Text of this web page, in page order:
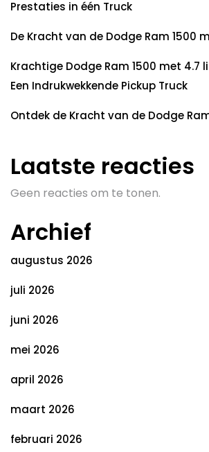
Prestaties in één Truck
De Kracht van de Dodge Ram 1500
Krachtige Dodge Ram 1500 met 4.7
Een Indrukwekkende Pickup Truck
Ontdek de Kracht van de Dodge
Laatste reacties
Geen reacties om te tonen.
Archief
augustus 2026
juli 2026
juni 2026
mei 2026
april 2026
maart 2026
februari 2026